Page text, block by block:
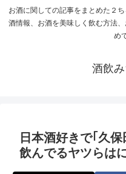
お酒に関しての記事をまとめた２
酒情報、お酒を美味しく飲む方法
め
酒飲
日本酒好きで｢久
飲んでるヤツらは